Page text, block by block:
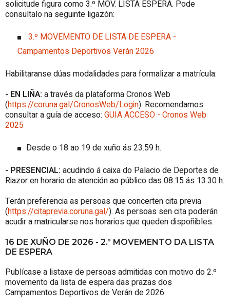
solicitude figura como 3.º MOV. LISTA ESPERA. Pode
consultalo na seguinte ligazón:
3.º MOVEMENTO DE LISTA DE ESPERA -
Campamentos Deportivos Verán 2026
Habilitaranse dúas modalidades para formalizar a matrícula:
- EN LIÑA: a través da plataforma Cronos Web
(https://coruna.gal/CronosWeb/Login). Recomendamos
consultar a guía de acceso: GUIA ACCESO - Cronos Web
2025
Desde o 18 ao 19 de xuño ás 23.59 h.
- PRESENCIAL: acudindo á caixa do Palacio de Deportes de
Riazor en horario de atención ao público das 08.15 ás 13.30 h.
Terán preferencia as persoas que concerten cita previa
(https://citaprevia.coruna.gal/). As persoas sen cita poderán
acudir a matricularse nos horarios que queden dispoñibles.
16 DE XUÑO DE 2026 - 2.º MOVEMENTO DA LISTA
DE ESPERA
Publícase a listaxe de persoas admitidas con motivo do 2.º
movemento da lista de espera das prazas dos
Campamentos Deportivos de Verán de 2026.